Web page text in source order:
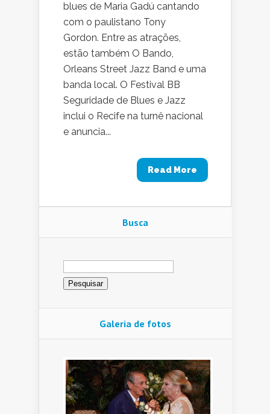
blues de Maria Gadú cantando
com o paulistano Tony
Gordon. Entre as atrações,
estão também O Bando,
Orleans Street Jazz Band e uma
banda local. O Festival BB
Seguridade de Blues e Jazz
inclui o Recife na turnê nacional
e anuncia...
Read More
Busca
Pesquisar
por:
Galeria de fotos